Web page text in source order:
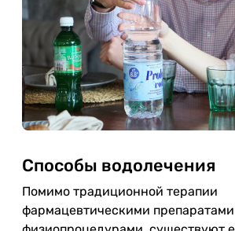
Способы водолечения
Помимо традиционной терапии
фармацевтическими